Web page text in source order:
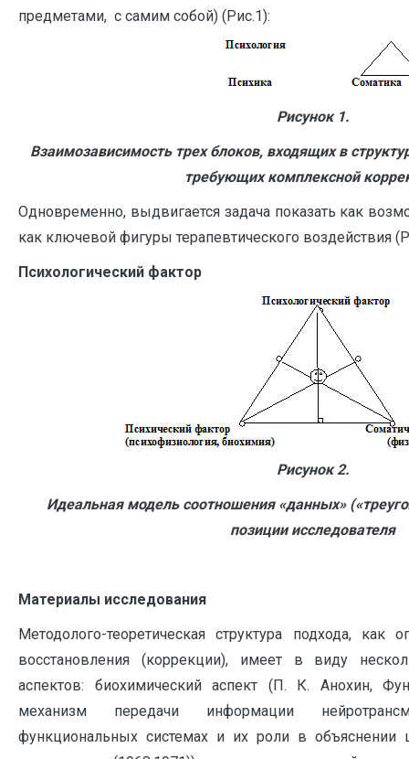
предметами, с самим собой) (Рис.1):
Рисунок 1.
Взаимозависимость трех блоков, входящих в
требующих комплексной
Одновременно, выдвигается задача показать как
как ключевой фигуры терапевтического воздействия
Психологический фактор
Рисунок 2.
Идеальная модель соотношения «данных»
позиции исследователя
Материалы исследования
Методолого-теоретическая структура подхода, как
восстановления (коррекции), имеет в виду
аспектов: биохимический аспект (П. К. Анохин,
механизм передачи информации
функциональных системах и их роли в объяснении